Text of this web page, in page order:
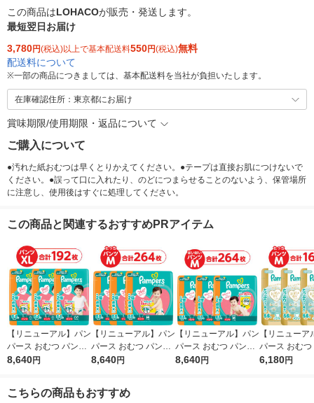
この商品はLOHACOが販売・発送します。
最短翌日お届け
3,780円(税込)以上で基本配送料550円(税込)無料
配送料について
※一部の商品につきましては、基本配送料を当社が負担いたします。
在庫確認住所：東京都にお届け
賞味期限/使用期限・返品について
ご購入について
●汚れた紙おむつは早くとりかえてください。●テープは直接お肌につけないで
ください。●誤って口に入れたり、のどにつまらせることのないよう、保管場所
に注意し、使用後はすぐに処理してください。
この商品と関連するおすすめPRアイテム
【リニューアル】パン
パース おむつ パンツ
ビッグサイズ（12〜2
らケア メガジャンボ
8,640円
【リニューアル】パン
パース おむつ パンツ
たっち Mサイズ（6〜
らケア メガジャンボ
8,640円
【リニューアル】パン
パース おむつ パンツ
はいはい Mサイズ
8,640円
【リニューア
パース おむつ
たっち Mサイ
6,180円
こちらの商品もおすすめ